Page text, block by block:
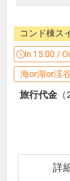
込割引が
ご宿泊の
なると
１泊につ
※早期申
数の内訳
ン・氏名
があった
※他の割
※割引適
コンド棟ス
In 15:00 /
海or湖or渓
旅行代金
詳